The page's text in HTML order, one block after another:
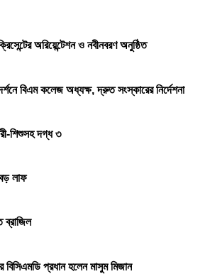
অরিয়েন্টেশন ও নবীনবরণ অনুষ্ঠিত
বিএম কলেজ অধ্যক্ষ, দ্রুত সংস্কারের নির্দেশনা
শিশুসহ দগ্ধ ৩
বড় লাফ
ব্রাজিল
প্রধান হলেন মাসুম মিজান